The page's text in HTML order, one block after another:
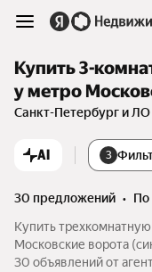
Купить 3-
у метро
Санкт-Петербург и ЛО
AI 3
30 предложений •
Купить
Московские ворота
30 объявлений от